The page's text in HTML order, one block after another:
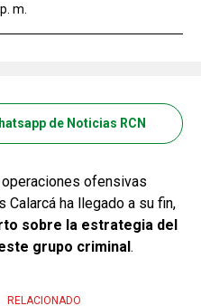
m.
de Noticias RCN
ofensivas
ha llegado a su fin,
sobre la estrategia del
grupo criminal.
RELACIONADO